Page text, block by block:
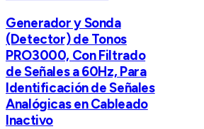
Generador y Sonda
(Detector) de Tonos
PRO3000, Con Filtrado
de Señales a 60Hz, Para
Identificación de Señales
Analógicas en Cableado
Inactivo